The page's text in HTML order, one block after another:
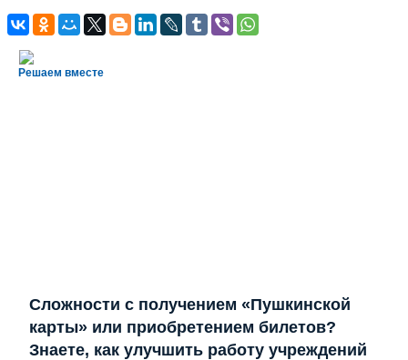
Решаем вместе
Сложности с получением «Пушкинской
карты» или приобретением билетов?
Знаете, как улучшить работу учреждений